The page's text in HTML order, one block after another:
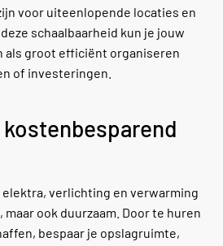
voor uiteenlopende locaties en
schaalbaarheid kun je jouw
als groot efficiënt organiseren
of investeringen.
kostenbesparend
elektra, verlichting en verwarming
ook duurzaam. Door te huren
bespaar je opslagruimte,